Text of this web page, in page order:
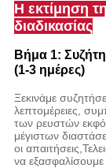
Η εκτίμηση
διαδικασίας
Βήμα 1:
(1-3 ημέρες)
Ξεκινάμε
λεπτομέρειες,
των ρευστών
μέγιστων
οι
να εξασφαλίσουμε